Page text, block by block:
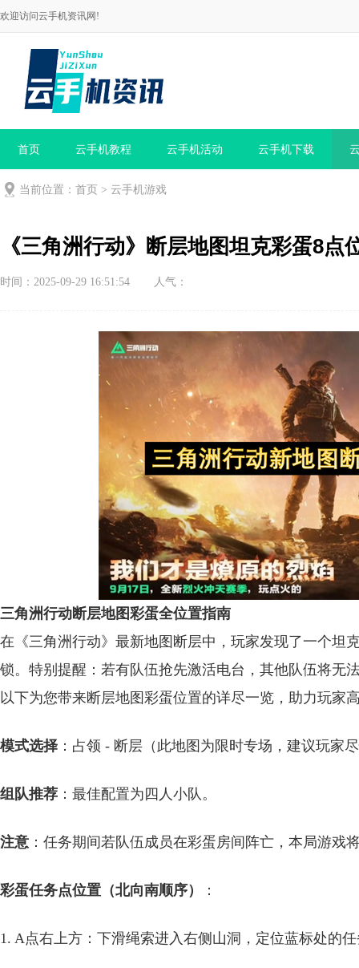
欢迎访问云手机资讯网!
首页 云手机教程 云手机活动 云手机下载
当前位置： 首页 > 云手机游戏
《三角洲行动》断层地图坦克彩蛋8点
时间：2025-09-29 16:51:54 人气：
三角洲行动断层地图彩蛋全位置指南
在《三角洲行动》最新地图断层中，玩家发现了一个坦
锁。特别提醒：若有队伍抢先激活电台，其他队伍将无
以下为您带来断层地图彩蛋位置的详尽一览，助力玩家
模式选择 ：占领 - 断层（此地图为限时专场，建议玩家
组队推荐 ：最佳配置为四人小队。
注意 ：任务期间若队伍成员在彩蛋房间阵亡，本局游戏
彩蛋任务点位置（北向南顺序） ：
1. A点右上方：下滑绳索进入右侧山洞，定位蓝标处的